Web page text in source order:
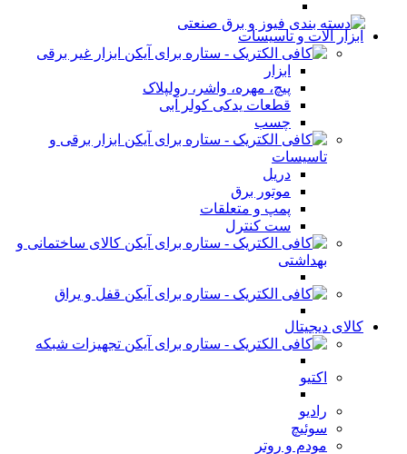
ابزار آلات و تاسیسات
ابزار غیر برقی
ابزار
پیچ، مهره، واشر، رولپلاک
قطعات یدکی کولر آبی
چسب
ابزار برقی و
تاسیسات
دریل
موتور برق
پمپ و متعلقات
ست کنترل
کالای ساختمانی و
بهداشتی
قفل و یراق
کالای دیجیتال
تجهیزات شبکه
اکتیو
رادیو
سوئیچ
مودم و روتر